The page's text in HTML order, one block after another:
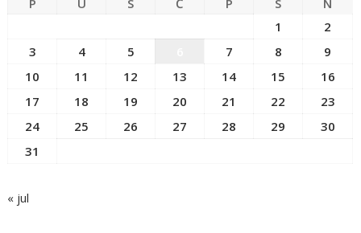
1
2
3
4 5 7 8
9
10
11 12 13 14 15
16
17
18 19 20 21 22
23
24
25 26 27 28 29
30
31
« jul